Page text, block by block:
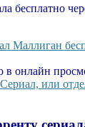
бесплатно
Маллиган
в онлайн
или